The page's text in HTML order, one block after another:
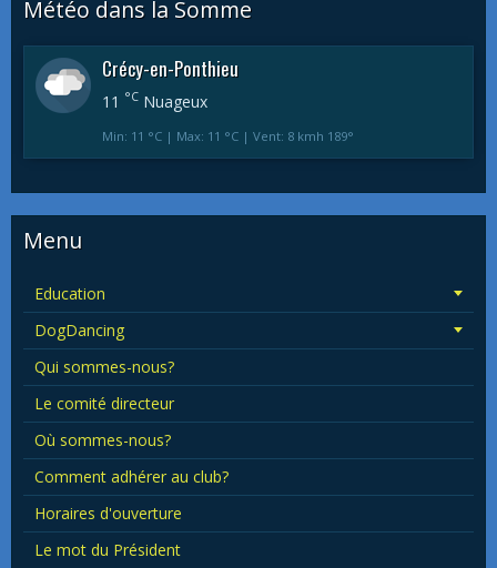
Météo dans la Somme
Crécy-en-Ponthieu
11 °C Nuageux
Min: 11 °C | Max: 11 °C | Vent: 8 kmh 189°
Menu
Education
DogDancing
Qui sommes-nous?
Le comité directeur
Où sommes-nous?
Comment adhérer au club?
Horaires d'ouverture
Le mot du Président